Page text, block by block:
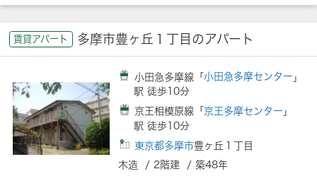
賃貸アパート 多摩市豊ヶ丘１丁目のアパート
小田急多摩線「小田急多摩センター 」
駅 徒歩10分
京王相模原線「京王多摩センター 」
駅 徒歩10分
東京都多摩市豊ヶ丘１丁目
木造 / 2階建 / 築48年